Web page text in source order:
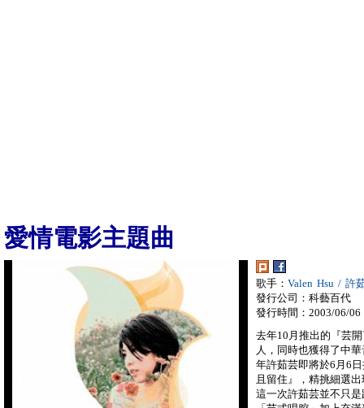
愛情電影主題曲
歌手： Valen Hsu / 許
發行公司：科藝百代
發行時間：2003/06/06
去年10月推出的『芸
人，同時也獲得了中
年許茹芸即將於6月6
且留住』，精挑細選
這一次許茹芸並不只